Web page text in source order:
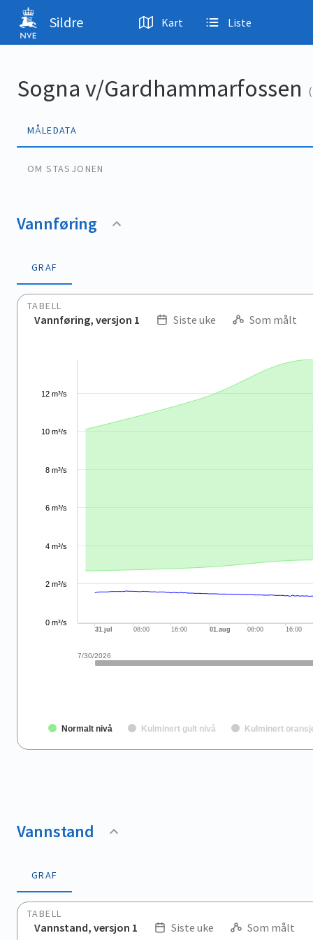
Hopp til hovedinnhold
Sildre Kart Liste
Sogna v/Gardhammarfossen
MÅLEDATA
OM STASJONEN
Vannføring
GRAF
TABELL
Vannføring, versjon 1 Siste uke
Som målt
The chart has 2 X axes displaying 7/30/2026 and navigator-
The chart has 2 Y axes displaying values and navigator-y-
7/30/2026
Normalt nivå Kulminert gult nivå Kulminert
31.jul 08:00 16:00 01.aug 08:00 16:00
0 m³/s
2 m³/s
4 m³/s
6 m³/s
8 m³/s
10 m³/s
12 m³/s
End of interactive chart.
Vannstand
GRAF
TABELL
Vannstand, versjon 1 Siste uke
Som målt